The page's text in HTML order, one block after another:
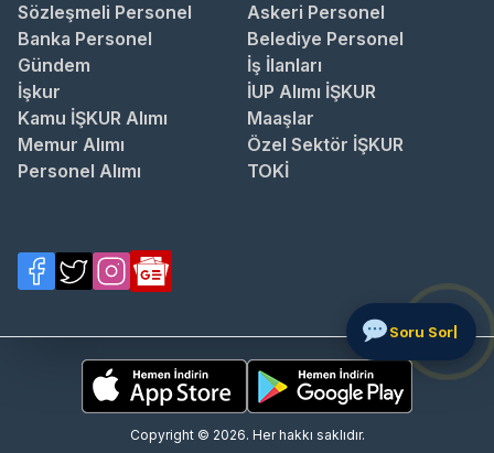
Sözleşmeli Personel
Askeri Personel
Banka Personel
Belediye Personel
Gündem
İş İlanları
İşkur
İUP Alımı İŞKUR
Kamu İŞKUR Alımı
Maaşlar
Memur Alımı
Özel Sektör İŞKUR
Personel Alımı
TOKİ
Copyright © 2026. Her hakkı saklıdır.
Soru Sor